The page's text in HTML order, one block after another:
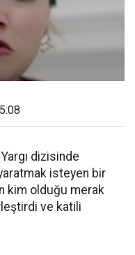
dizisinde
isteyen bir
kim olduğu merak
ve katili